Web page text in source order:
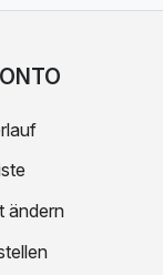
ändern